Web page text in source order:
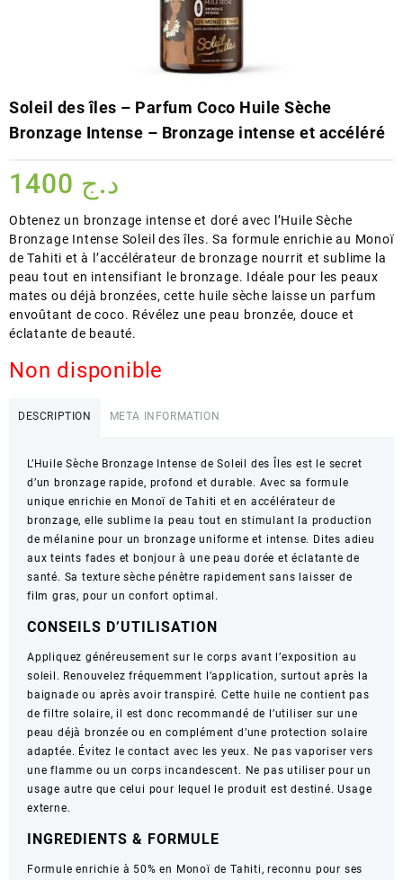
Soleil des îles – Parfum Coco Huile Sèche
Bronzage Intense – Bronzage intense et accéléré
د.ج
Obtenez un bronzage intense et doré avec l’Huile Sèche
Bronzage Intense Soleil des îles. Sa formule enrichie au Monoï
de Tahiti et à l’accélérateur de bronzage nourrit et sublime la
peau tout en intensifiant le bronzage. Idéale pour les peaux
mates ou déjà bronzées, cette huile sèche laisse un parfum
envoûtant de coco. Révélez une peau bronzée, douce et
éclatante de beauté.
Non disponible
DESCRIPTION META INFORMATION
L’Huile Sèche Bronzage Intense de Soleil des Îles est le secret
d’un bronzage rapide, profond et durable. Avec sa formule
unique enrichie en Monoï de Tahiti et en accélérateur de
bronzage, elle sublime la peau tout en stimulant la production
de mélanine pour un bronzage uniforme et intense. Dites adieu
aux teints fades et bonjour à une peau dorée et éclatante de
santé. Sa texture sèche pénètre rapidement sans laisser de
film gras, pour un confort optimal.
CONSEILS D’UTILISATION
Appliquez généreusement sur le corps avant l’exposition au
soleil. Renouvelez fréquemment l’application, surtout après la
baignade ou après avoir transpiré. Cette huile ne contient pas
de filtre solaire, il est donc recommandé de l’utiliser sur une
peau déjà bronzée ou en complément d’une protection solaire
adaptée. Évitez le contact avec les yeux. Ne pas vaporiser vers
une flamme ou un corps incandescent. Ne pas utiliser pour un
usage autre que celui pour lequel le produit est destiné. Usage
externe.
INGREDIENTS & FORMULE
Formule enrichie à 50% en Monoï de Tahiti, reconnu pour ses